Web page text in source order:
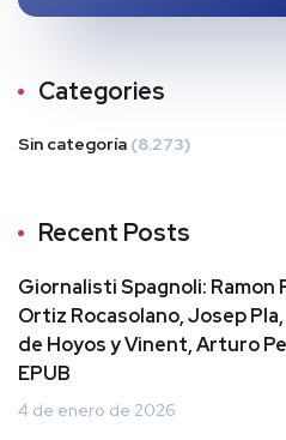
Categories
Sin categoría (8.273)
Recent Posts
Giornalisti Spagnoli: Ramon
Ortiz Rocasolano, Josep
de Hoyos y Vinent, Arturo
EPUB
4 de enero de 2026